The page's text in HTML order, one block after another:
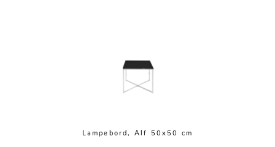
Lampebord, Alf 50x50 cm